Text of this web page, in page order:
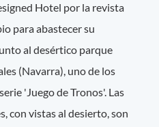
Hotel por la revista
para abastecer su
al desértico parque
(Navarra), uno de los
'Juego de Tronos'. Las
con vistas al desierto, son